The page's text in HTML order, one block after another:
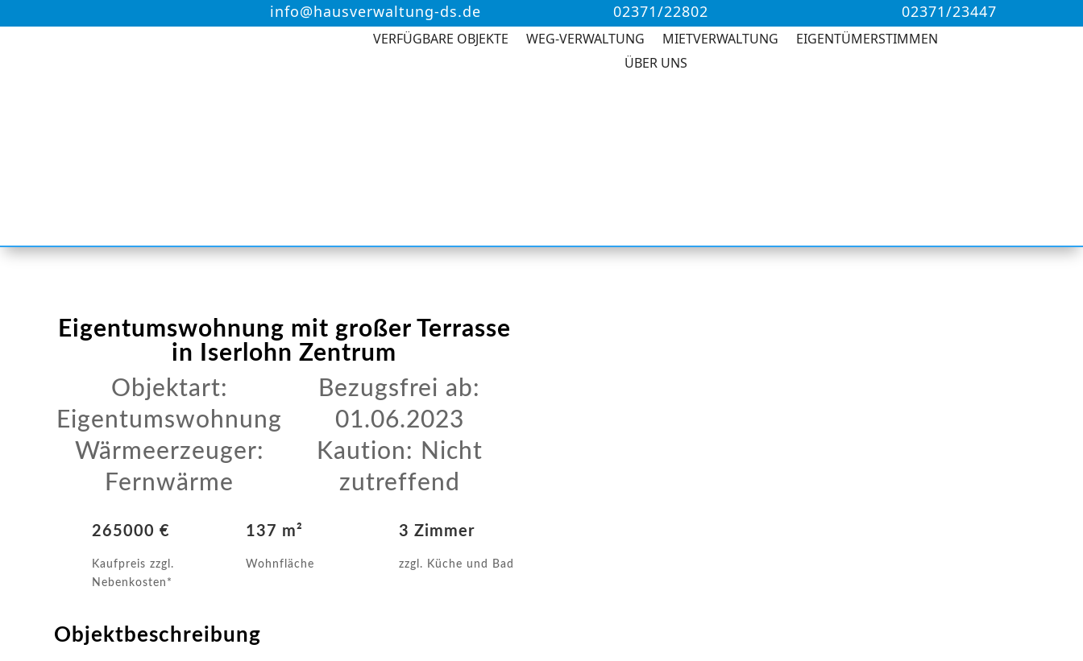
info@hausverwaltung-ds.de 02371/22802 02371/23447
VERFÜGBARE OBJEKTE WEG-VERWALTUNG MIETVERWALTUNG
EIGENTÜMERSTIMMEN
ÜBER UNS
Eigentumswohnung mit großer Terrasse
in Iserlohn Zentrum
Objektart:
Eigentumswohnung
Wärmeerzeuger:
Fernwärme
Bezugsfrei ab:
01.06.2023
Kaution: Nicht
zutreffend
265000 €
Kaufpreis zzgl.
Nebenkosten*
137 m²
Wohnfläche
3 Zimmer
zzgl. Küche und Bad
Objektbeschreibung